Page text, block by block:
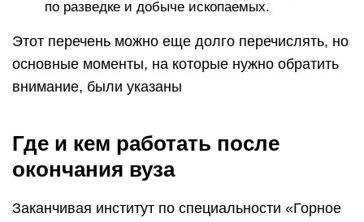
по разведке и добыче ископаемых.
Этот перечень можно еще долго перечислять, но
основные моменты, на которые нужно обратить
внимание, были указаны
Где и кем работать после
окончания вуза
Заканчивая институт по специальности «Горное